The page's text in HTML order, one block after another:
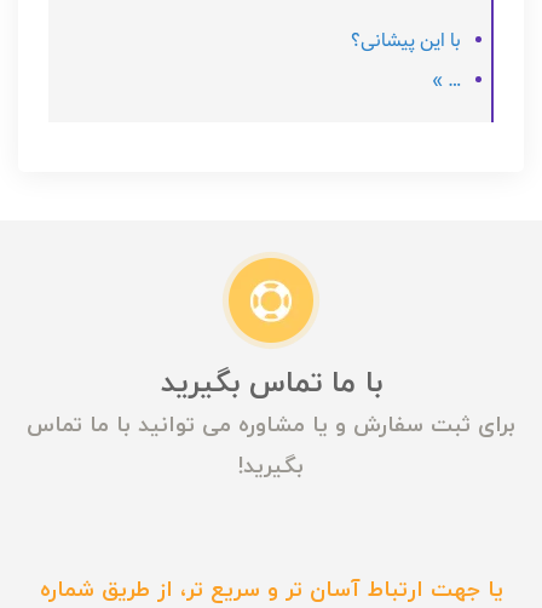
با این پیشانی؟
… »
با ما تماس بگیرید
برای ثبت سفارش و یا مشاوره می توانید با ما تماس
بگیرید!
یا جهت ارتباط آسان تر و سریع تر، از طریق شماره